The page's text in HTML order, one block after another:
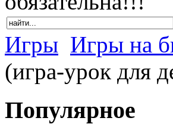
Игры Игры на
(игра-урок для
Популярное